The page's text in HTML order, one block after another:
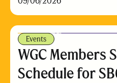
Events
WGC Members
Schedule for